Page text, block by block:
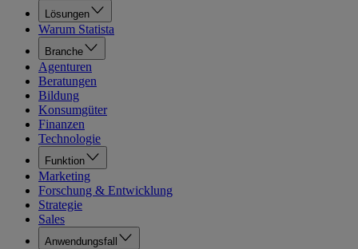
Lösungen
Warum Statista
Branche
Agenturen
Beratungen
Bildung
Konsumgüter
Finanzen
Technologie
Funktion
Marketing
Forschung & Entwicklung
Strategie
Sales
Anwendungsfall